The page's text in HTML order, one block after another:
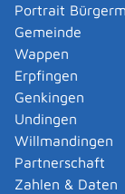
Portrait
Gemeinde
Wappen
Erpfingen
Genkingen
Undingen
Willmandingen
Partnerschaft
Zahlen & Daten
Adoption -
Adoption
Adoption
Adoption
Adoption
von Amts